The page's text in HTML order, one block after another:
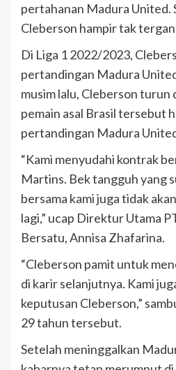
pertahanan Madura United.
Cleberson hampir tak
Di Liga 1 2022/2023,
pertandingan Madura
musim lalu, Cleberson turun
pemain asal Brasil tersebut
pertandingan Madura
“Kami menyudahi kontrak
Martins. Bek tangguh yang
bersama kami juga tidak
lagi,” ucap Direktur Utama
Bersatu, Annisa Zhafarina.
“Cleberson pamit untuk
di karir selanjutnya. Kami
keputusan Cleberson,”
29 tahun tersebut.
Setelah meninggalkan